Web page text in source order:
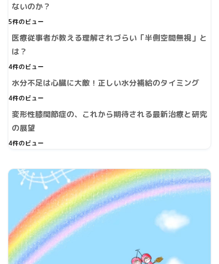
ないのか？
5件のビュー
医療従事者が教える理解されづらい「半側空間無視」と
は？
4件のビュー
水分不足は心臓に大敵！正しい水分補給のタイミング
4件のビュー
変形性膝関節症の、これから期待される最新治療と研究
の展望
4件のビュー